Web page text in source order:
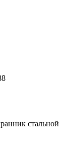
стальной